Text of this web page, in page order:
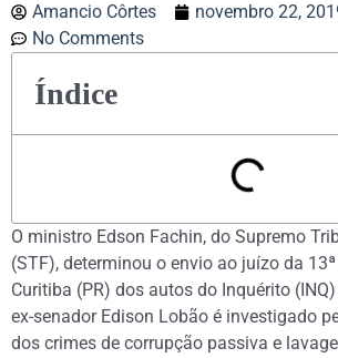
Amancio Côrtes novembro 22,
No Comments
Índice
O ministro Edson Fachin, do Supremo
(STF), determinou o envio ao juízo da
Curitiba (PR) dos autos do Inquérito
ex-senador Edison Lobão é investigado
dos crimes de corrupção passiva e